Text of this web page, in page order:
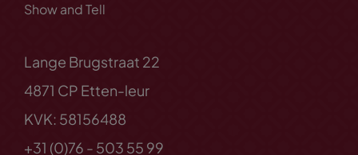
Show and Tell
Lange Brugstraat 22
4871 CP Etten-leur
KVK: 58156488
+31 (0)76 - 503 55 99